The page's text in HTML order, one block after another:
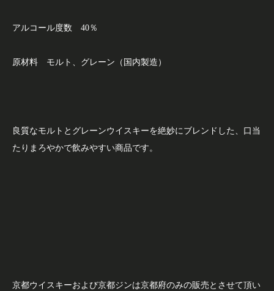
アルコール度数 40％
原材料 モルト、グレーン（国内製造）
良質なモルトとグレーンウイスキーを絶妙にブレンドした、口当
たりまろやかで飲みやすい商品です。
京都ウイスキーおよび京都ジンは京都府のみの販売とさせて頂い